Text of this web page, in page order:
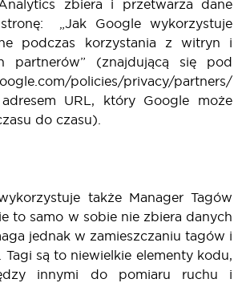
zbiera i przetwarza dane
„Jak Google wykorzystuje
podczas korzystania z witryn i
partnerów” (znajdującą się pod
policies/privacy/partners/
URL, który Google może
do czasu).
także Manager Tagów
to samo w sobie nie zbiera danych
jednak w zamieszczaniu tagów i
Tagi są to niewielkie elementy kodu,
innymi do pomiaru ruchu i